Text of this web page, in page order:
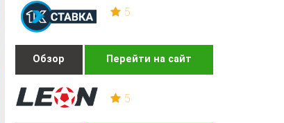
5
Обзор Перейти на сайт
5